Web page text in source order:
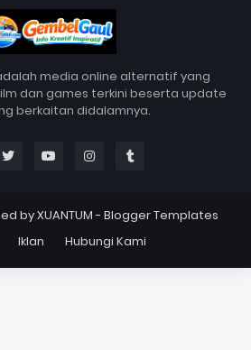
media online alternatif yang
dan games terkini beserta update
berkaitan didalamnya.
byXUANTUM- Blogger Templates
Iklan Hubungi Kami